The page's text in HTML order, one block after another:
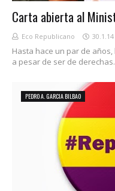
Carta abierta al
Eco Republicano 30.1.14
Hasta hace un par de
a pesar de ser de
PEDRO A. GARCIA BILBAO